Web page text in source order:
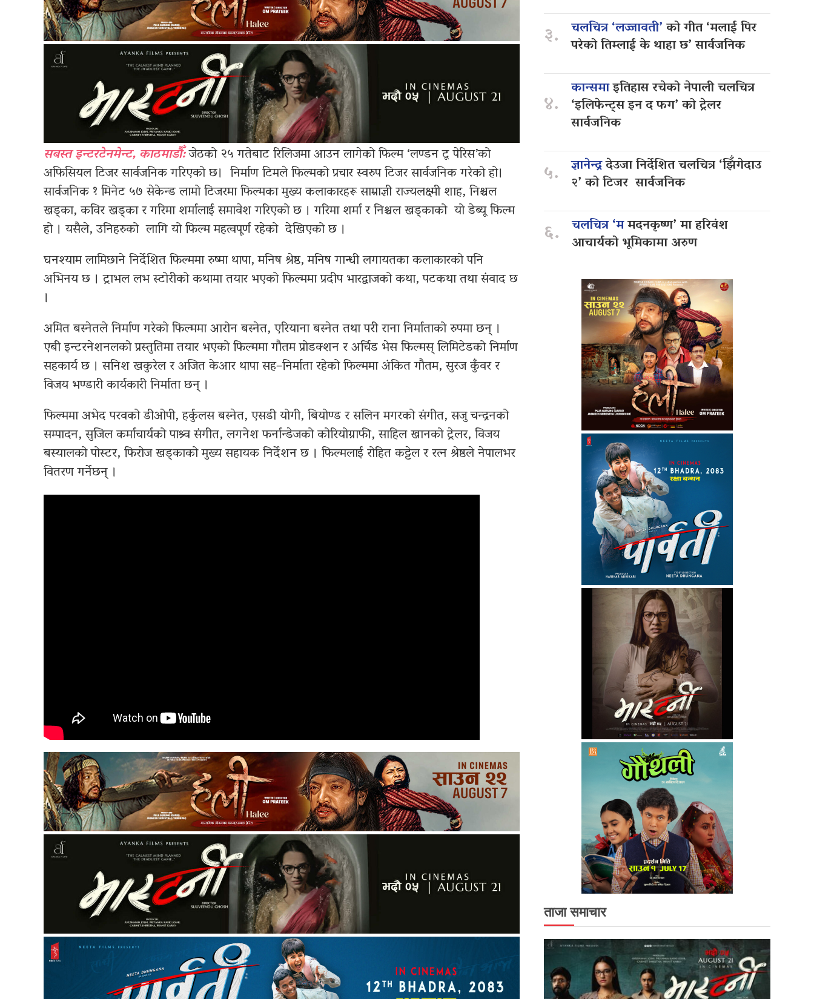
सबस्त इन्टरटेनमेन्ट, काठमाडौँ:जेठको २५ गतेबाट रिलिजमा आउन लागेको फिल्म ‘लण्डन टू पेरिस’को
अफिसियल टिजर सार्वजनिक गरिएको छ। निर्माण टिमले फिल्मको प्रचार स्वरुप टिजर सार्वजनिक गरेको हो।
सार्वजनिक १ मिनेट ५७ सेकेन्ड लामो टिजरमा फिल्मका मुख्य कलाकारहरू साम्राज्ञी राज्यलक्ष्मी शाह, निश्चल
खड्का, कविर खड्का र गरिमा शर्मालाई समावेश गरिएको छ । गरिमा शर्मा र निश्चल खड्काको यो डेब्यू फिल्म
हो । यसैले, उनिहरुको लागि यो फिल्म महत्वपूर्ण रहेको देखिएको छ ।
घनश्याम लामिछाने निर्देशित फिल्ममा रुष्मा थापा, मनिष श्रेष्ठ, मनिष गान्धी लगायतका कलाकारको पनि
अभिनय छ । ट्राभल लभ स्टोरीको कथामा तयार भएको फिल्ममा प्रदीप भारद्वाजको कथा, पटकथा तथा संवाद छ
।
अमित बस्नेतले निर्माण गरेको फिल्ममा आरोन बस्नेत, एरियाना बस्नेत तथा परी राना निर्माताको रुपमा छन् ।
एबी इन्टरनेशनलको प्रस्तुतिमा तयार भएको फिल्ममा गौतम प्रोडक्शन र अर्चिड भेस फिल्मस् लिमिटेडको निर्माण
सहकार्य छ । सनिश खकुरेल र अजित केआर थापा सह–निर्माता रहेको फिल्ममा अंकित गौतम, सुरज कुँवर र
विजय भण्डारी कार्यकारी निर्माता छन् ।
फिल्ममा अभेद परवको डीओपी, हर्कुलस बस्नेत, एसडी योगी, बियोण्ड र सलिन मगरको संगीत, सजु चन्द्रनको
सम्पादन, सुजिल कर्माचार्यको पाश्र्व संगीत, लगनेश फर्नान्डेजको कोरियोग्राफी, साहिल खानको ट्रेलर, विजय
बस्यालको पोस्टर, फिरोज खड्काको मुख्य सहायक निर्देशन छ । फिल्मलाई रोहित कट्टेल र रत्न श्रेष्ठले नेपालभर
वितरण गर्नेछन् ।
३. चलचित्र ‘लज्जावती’को गीत ‘मलाई पिर
परेको तिम्लाई के थाहा छ’ सार्वजनिक
४.
कान्समाइतिहास रचेको नेपाली चलचित्र
‘इलिफेन्ट्स इन द फग’ को ट्रेलर
सार्वजनिक
५. ज्ञानेन्द्रदेउजा निर्देशित चलचित्र ‘झिँगेदाउ
२’ को टिजर सार्वजनिक
६. चलचित्र ‘ममदनकृष्ण’ मा हरिवंश
आचार्यको भूमिकामा अरुण
ताजा समाचार